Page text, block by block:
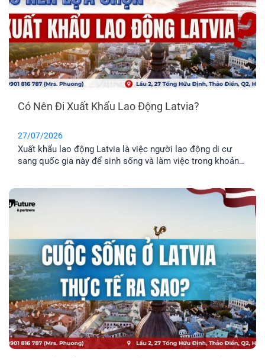
Có Nên Đi Xuất Khẩu Lao Động Latvia?
27/07/2026
Xuất khẩu lao động Latvia là việc người lao động di cư
sang quốc gia này để sinh sống và làm việc trong khoản
nhu cầu định cư. Vậy đâu mới là phương án định cư cho
cả gia đình tốt nhất? Cùng EFP tìm hiểu qua bài viết dưới